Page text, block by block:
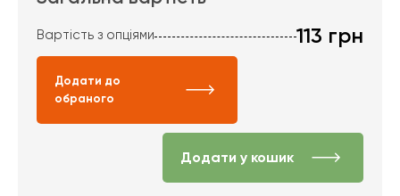
Вартість з опціями 113 грн
Додати до
обраного
Додати у кошик